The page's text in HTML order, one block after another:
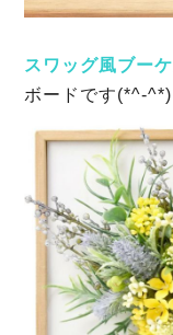
スワッグ風ブーケ
ボードです(*^-^*)